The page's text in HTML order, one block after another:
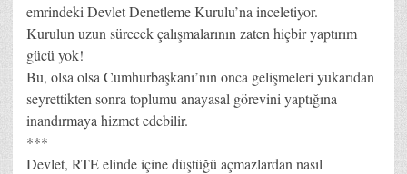
emrindeki Devlet Denetleme Kurulu’na inceletiyor.
Kurulun uzun sürecek çalışmalarının zaten hiçbir yaptırım
gücü yok!
Bu, olsa olsa Cumhurbaşkanı’nın onca gelişmeleri yukarıdan
seyrettikten sonra toplumu anayasal görevini yaptığına
inandırmaya hizmet edebilir.
***
Devlet, RTE elinde içine düştüğü açmazlardan nasıl